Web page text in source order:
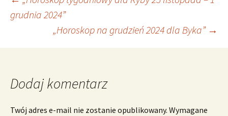
Nawigacja
wpisu
grudnia 2024”
„Horoskop na grudzień 2024 dla Byka” →
Dodaj komentarz
Twój adres e-mail nie zostanie opublikowany. Wymagane